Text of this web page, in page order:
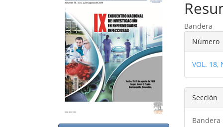
del
artículo
del
Bandera
del
Número
VOL. 18,
Sección
Bandera